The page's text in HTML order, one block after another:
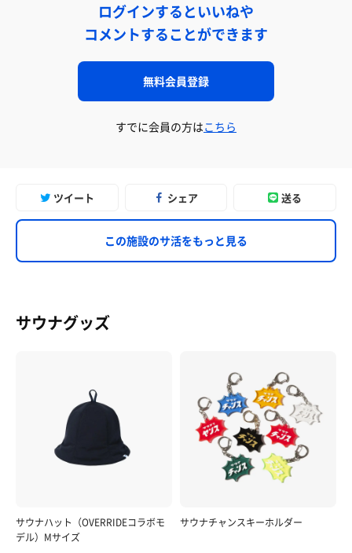
ログインするといいねや
コメントすることができます
無料会員登録
すでに会員の方はこちら
ツイート シェア 送る
この施設のサ活をもっと見る
サウナグッズ
サウナハット（OVERRIDEコラボモ
デル）Mサイズ
サウナチャンスキーホルダー